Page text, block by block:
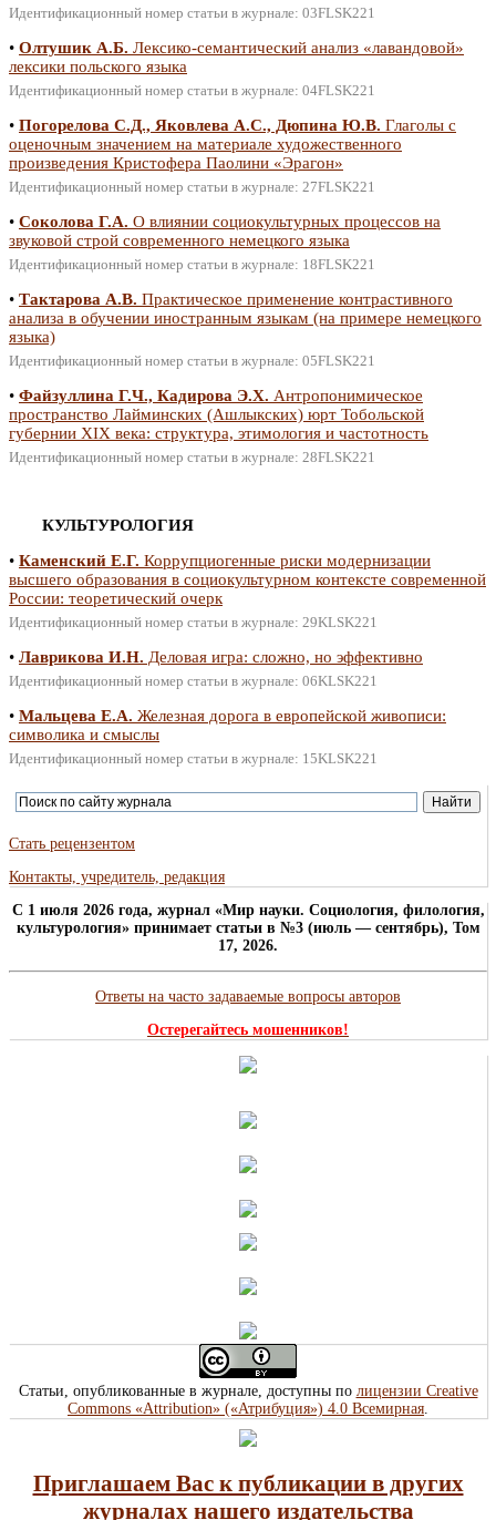
Идентификационный номер статьи в журнале: 03FLSK221
• Олтушик А.Б. Лексико-семантический анализ «лавандовой»
лексики польского языка
Идентификационный номер статьи в журнале: 04FLSK221
• Погорелова С.Д., Яковлева А.С., Дюпина Ю.В. Глаголы с
оценочным значением на материале художественного
произведения Кристофера Паолини «Эрагон»
Идентификационный номер статьи в журнале: 27FLSK221
• Соколова Г.А. О влиянии социокультурных процессов на
звуковой строй современного немецкого языка
Идентификационный номер статьи в журнале: 18FLSK221
• Тактарова А.В. Практическое применение контрастивного
анализа в обучении иностранным языкам (на примере немецкого
языка)
Идентификационный номер статьи в журнале: 05FLSK221
• Файзуллина Г.Ч., Кадирова Э.Х. Антропонимическое
пространство Лайминских (Ашлыкских) юрт Тобольской
губернии XIX века: структура, этимология и частотность
Идентификационный номер статьи в журнале: 28FLSK221
КУЛЬТУРОЛОГИЯ
• Каменский Е.Г. Коррупциогенные риски модернизации
высшего образования в социокультурном контексте современной
России: теоретический очерк
Идентификационный номер статьи в журнале: 29KLSK221
• Лаврикова И.Н. Деловая игра: сложно, но эффективно
Идентификационный номер статьи в журнале: 06KLSK221
• Мальцева Е.А. Железная дорога в европейской живописи:
символика и смыслы
Идентификационный номер статьи в журнале: 15KLSK221
Стать рецензентом
Контакты, учредитель, редакция
C 1 июля 2026 года, журнал «Мир науки. Социология, филология,
культурология» принимает статьи в №3 (июль — сентябрь), Том
17, 2026.
Ответы на часто задаваемые вопросы авторов
Остерегайтесь мошенников!
Статьи, опубликованные в журнале, доступны по лицензии Creative
Commons «Attribution» («Атрибуция») 4.0 Всемирная
Приглашаем Вас к публикации в других
журналах нашего издательства